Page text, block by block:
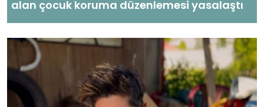
alan çocuk koruma düzenlemesi yasalaştı